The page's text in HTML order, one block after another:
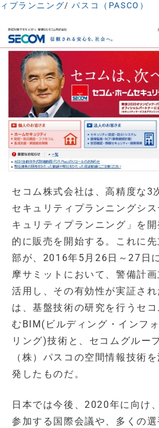
ィプランニング/パスコ（PASCO）
セコム株式会社は、高精度な3
セキュリティプランニングシ
キュリティプランニング」を
的に販売を開始する。これに
部が、2016年5月26日～27日
摩サミットにおいて、警備計
活用し、その有効性が実証さ
は、基盤技術の研究を行うセ
むBIM(ビルディング・インフ
リング)技術と、セコムグルー
（株）パスコの空間情報技術
発したものだ。
日本では今後、2020年に向け
参加する国際会議や、多くの